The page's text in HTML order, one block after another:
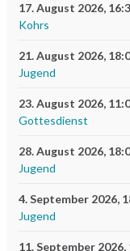
17. August 2026,
Kohrs
21. August 2026,
Jugend
23. August 2026,
Gottesdienst
28. August 2026,
Jugend
4. September 2026,
Jugend
11. September 2026,